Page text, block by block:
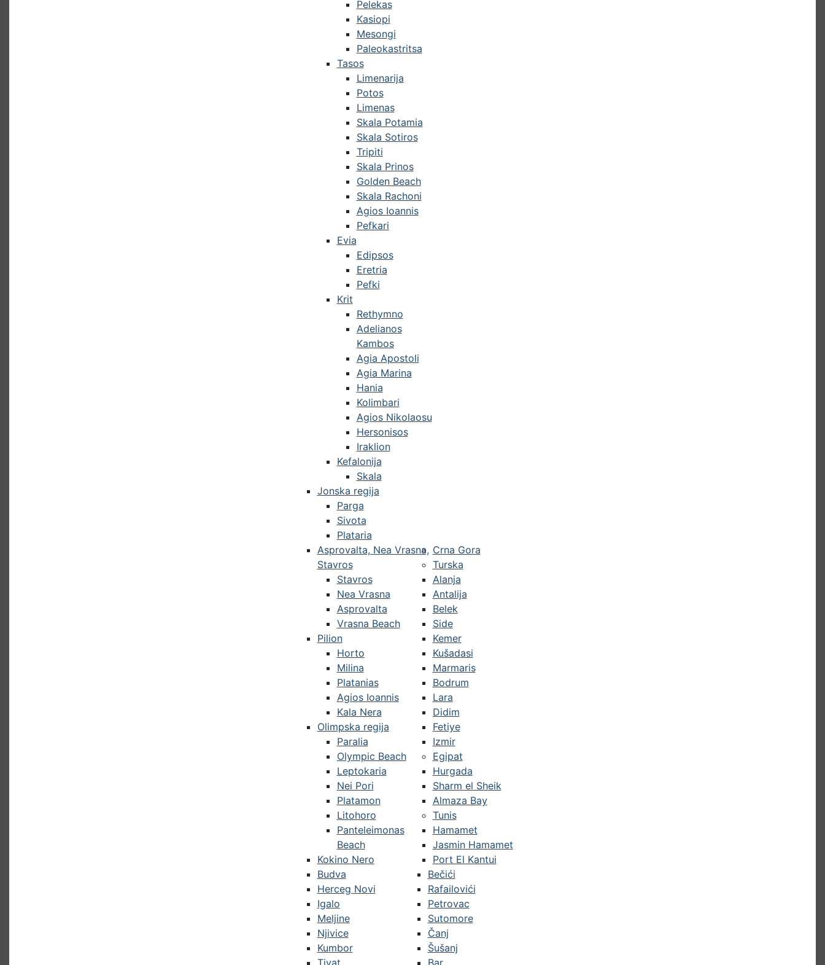
Pelekas
Kasiopi
Mesongi
Paleokastritsa
Tasos
Limenarija
Potos
Limenas
Skala Potamia
Skala Sotiros
Tripiti
Skala Prinos
Golden Beach
Skala Rachoni
Agios Ioannis
Pefkari
Evia
Edipsos
Eretria
Pefki
Krit
Rethymno
Adelianos
Kambos
Agia Apostoli
Agia Marina
Hania
Kolimbari
Agios Nikolaosu
Hersonisos
Iraklion
Kefalonija
Skala
Jonska regija
Parga
Sivota
Plataria
Asprovalta, Nea Vrasna,
Stavros
Stavros
Nea Vrasna
Asprovalta
Vrasna Beach
Pilion
Horto
Milina
Platanias
Agios Ioannis
Kala Nera
Olimpska regija
Paralia
Olympic Beach
Leptokaria
Nei Pori
Platamon
Litohoro
Panteleimonas
Beach
Kokino Nero
Crna Gora
Budva
Herceg Novi
Igalo
Meljine
Njivice
Kumbor
Tivat
Bečići
Rafailovići
Petrovac
Sutomore
Čanj
Šušanj
Bar
Turska
Alanja
Antalija
Belek
Side
Kemer
Kušadasi
Marmaris
Bodrum
Lara
Didim
Fetiye
Izmir
Egipat
Hurgada
Sharm el Sheik
Almaza Bay
Tunis
Hamamet
Jasmin Hamamet
Port El Kantui